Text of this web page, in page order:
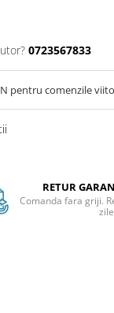
0723567833
pentru comenzile
RETUR
Comanda fara griji.
zile